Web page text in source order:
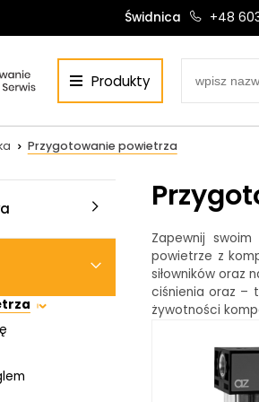
Siłowej Świdnica
+48 536 202 250
+48 609 877 288
Świdnica +48
Produkty
Przygotowanie powietrza
Zapewnij
powietrze z
siłowników oraz
ciśnienia oraz –
żywotności